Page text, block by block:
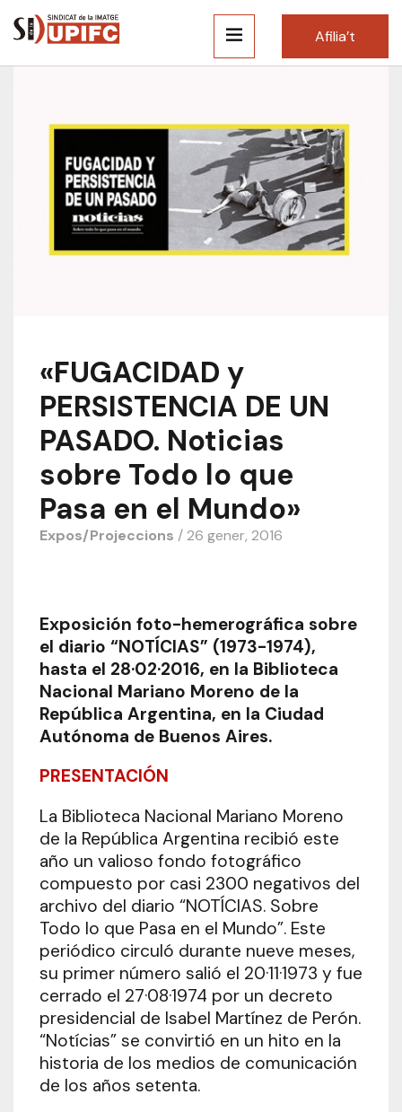
Afilia’t
«FUGACIDAD y
PERSISTENCIA DE UN
PASADO. Noticias
sobre Todo lo que
Pasa en el Mundo»
Expos/Projeccions / 26 gener, 2016
Exposición foto-hemerográfica sobre
el diario “NOTÍCIAS” (1973-1974),
hasta el 28·02·2016, en la Biblioteca
Nacional Mariano Moreno de la
República Argentina, en la Ciudad
Autónoma de Buenos Aires.
PRESENTACIÓN
La Biblioteca Nacional Mariano Moreno
de la República Argentina recibió este
año un valioso fondo fotográfico
compuesto por casi 2300 negativos del
archivo del diario “NOTÍCIAS. Sobre
Todo lo que Pasa en el Mundo”. Este
periódico circuló durante nueve meses,
su primer número salió el 20·11·1973 y fue
cerrado el 27·08·1974 por un decreto
presidencial de Isabel Martínez de Perón.
“Notícias” se convirtió en un hito en la
historia de los medios de comunicación
de los años setenta.